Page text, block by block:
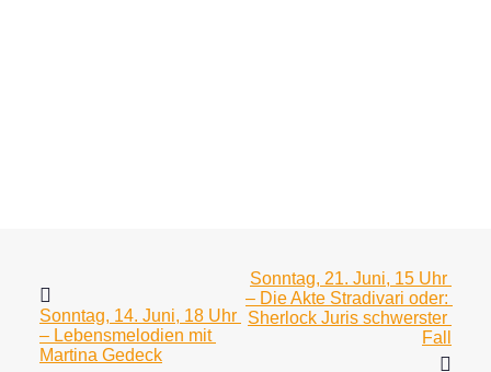
Sonntag, 14. Juni, 18 Uhr
– Lebensmelodien mit
Martina Gedeck
Sonntag, 21. Juni, 15 Uhr
– Die Akte Stradivari oder:
Sherlock Juris schwerster
Fall